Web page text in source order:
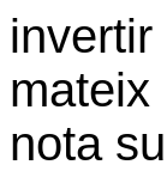
nota